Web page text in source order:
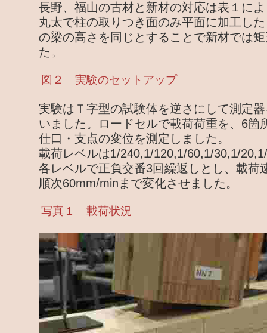
長野、福山の古材と新材の対応は表１に
丸太で柱の取りつき面のみ平面に加工し
の梁の高さを同じとすることで新材では
た。
図２ 実験のセットアップ
実験はＴ字型の試験体を逆さにして測定
いました。ロードセルで載荷荷重を、6箇
仕口・支点の変位を測定しました。
載荷レベルは1/240,1/120,1/60,1/30,1/
各レベルで正負交番3回繰返しとし、載荷
順次60mm/minまで変化させました。
写真１ 載荷状況